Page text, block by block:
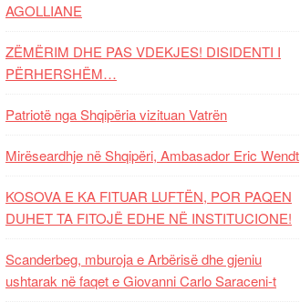
AGOLLIANE
ZËMËRIM DHE PAS VDEKJES! DISIDENTI I
PËRHERSHËM…
Patriotë nga Shqipëria vizituan Vatrën
Mirëseardhje në Shqipëri, Ambasador Eric Wendt
KOSOVA E KA FITUAR LUFTËN, POR PAQEN
DUHET TA FITOJË EDHE NË INSTITUCIONE!
Scanderbeg, mburoja e Arbërisë dhe gjeniu
ushtarak në faqet e Giovanni Carlo Saraceni-t